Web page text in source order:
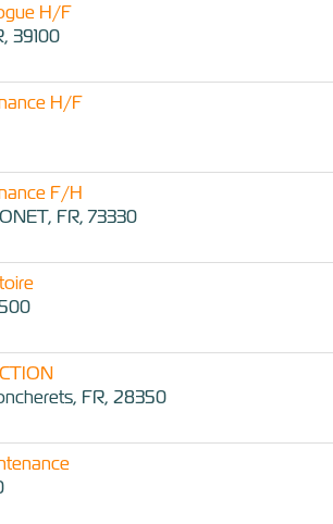
H/F
39100
H/F
F/H
FR, 73330
FR, 28350